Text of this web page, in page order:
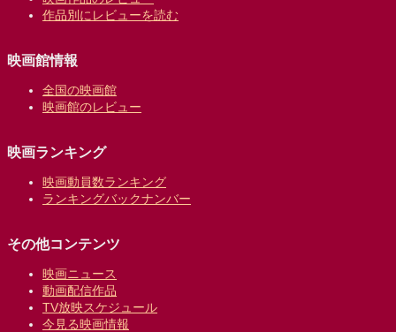
作品別にレビューを読む
映画館情報
全国の映画館
映画館のレビュー
映画ランキング
映画動員数ランキング
ランキングバックナンバー
その他コンテンツ
映画ニュース
動画配信作品
TV放映スケジュール
今見る映画情報